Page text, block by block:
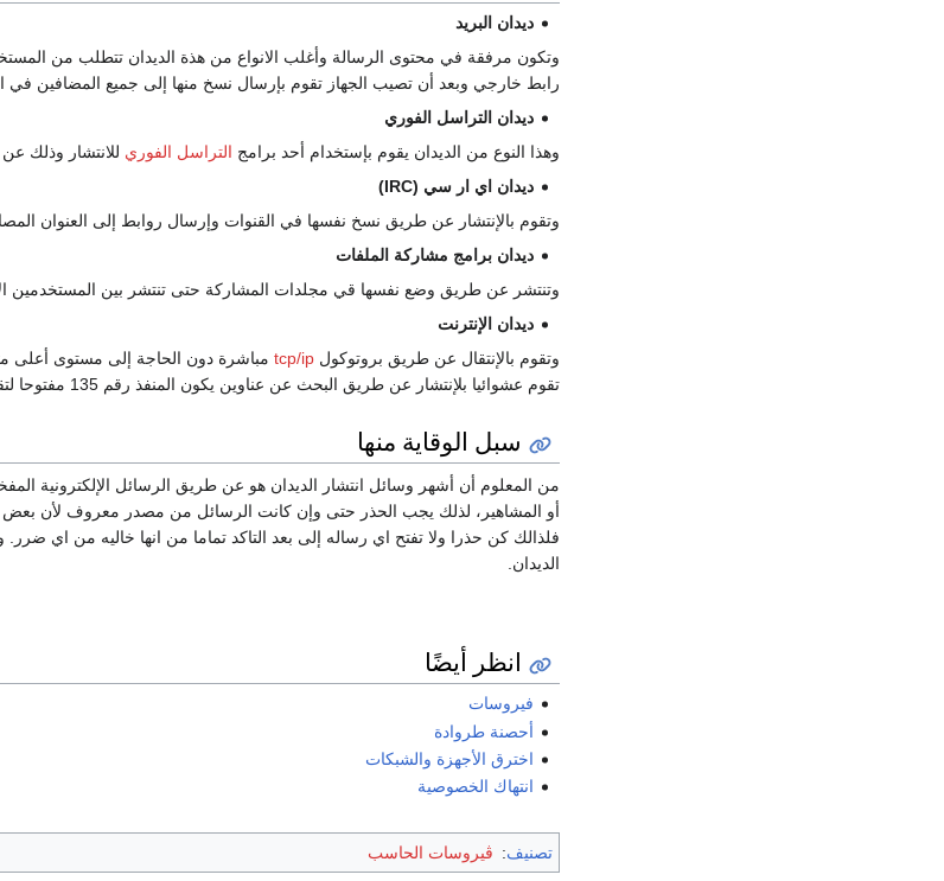
ديدان البريد
وتكون مرفقة في محتوى الرسالة وأغلب الانواع من هذة الديدان تتطلب من
رابط خارجي وبعد أن تصيب الجهاز تقوم بإرسال نسخ منها إلى جميع المضافين في
ديدان التراسل الفوري
وهذا النوع من الديدان يقوم بإستخدام أحد برامج التراسل الفوري للانتشار وذلك
ديدان اي ار سي (IRC)
وتقوم بالإنتشار عن طريق نسخ نفسها في القنوات وإرسال روابط إلى العنوان
ديدان برامج مشاركة الملفات
وتنتشر عن طريق وضع نفسها قي مجلدات المشاركة حتى تنتشر بين المستخدمين
ديدان الإنترنت
وتقوم بالإنتقال عن طريق بروتوكول tcp/ip مباشرة دون الحاجة إلى مستوى أعلى
تقوم عشوائيا بلإنتشار عن طريق البحث عن عناوين يكون المنفذ رقم 135 مفتوحا لتقوم بإستغلالة و إصابة جهاز الضحية.
سبل الوقاية منها
من المعلوم أن أشهر وسائل انتشار الديدان هو عن طريق الرسائل الإلكترونية
أو المشاهير، لذلك يجب الحذر حتى وإن كانت الرسائل من مصدر معروف لأن بعض
فلذالك كن حذرا ولا تفتح اي رساله إلى بعد التاكد تماما من انها خاليه من اي
الديدان.
انظر أيضًا
فيروسات
أحصنة طروادة
اخترق الأجهزة والشبكات
انتهاك الخصوصية
تصنيف: ڤيروسات الحاسب